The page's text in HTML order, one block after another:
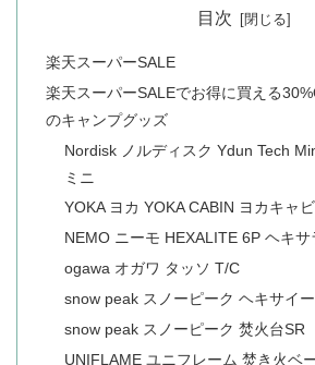
目次
楽天スーパーSALE
楽天スーパーSALEでお得に買える
のキャンプグッズ
Nordisk ノルディスク Ydun Tech
ミニ
YOKA ヨカ YOKA CABIN ヨカキャ
NEMO ニーモ HEXALITE 6P ヘキ
ogawa オガワ タッソ T/C
snow peak スノーピーク ヘキサイ
snow peak スノーピーク 焚火台SR
UNIFLAME ユニフレーム 焚き火ベ